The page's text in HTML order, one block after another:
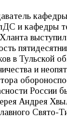
и кафедры
в Тульской
и
России
Андрея
Свято-